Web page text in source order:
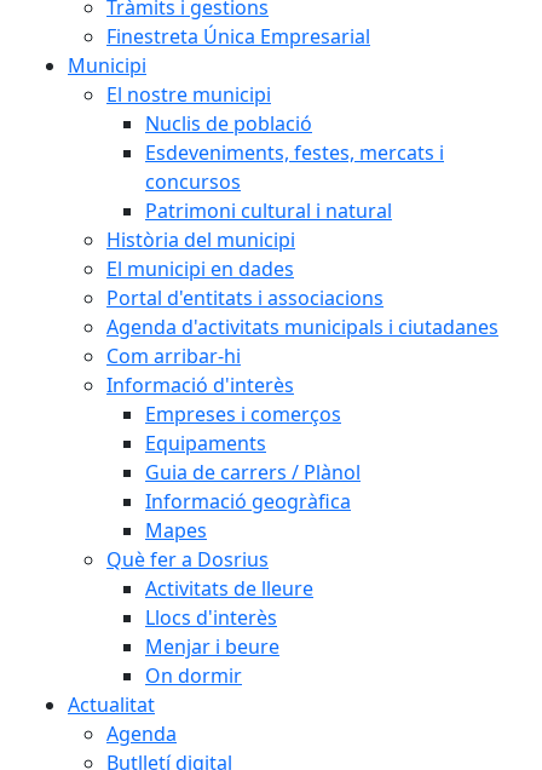
Tràmits i gestions
Finestreta Única Empresarial
Municipi
El nostre municipi
Nuclis de població
Esdeveniments, festes, mercats i
concursos
Patrimoni cultural i natural
Història del municipi
El municipi en dades
Portal d'entitats i associacions
Agenda d'activitats municipals i ciutadanes
Com arribar-hi
Informació d'interès
Empreses i comerços
Equipaments
Guia de carrers / Plànol
Informació geogràfica
Mapes
Què fer a Dosrius
Activitats de lleure
Llocs d'interès
Menjar i beure
On dormir
Actualitat
Agenda
Butlletí digital